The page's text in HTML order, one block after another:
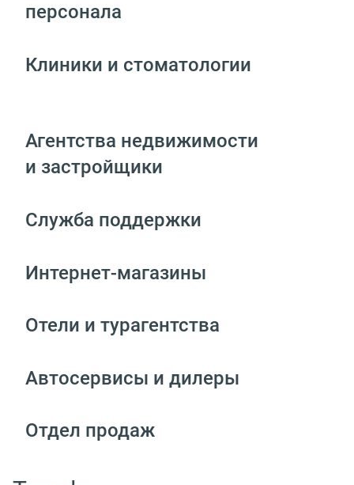
персонала
Клиники и стоматологии
Агентства недвижимости
и застройщики
Служба поддержки
Интернет-магазины
Отели и турагентства
Автосервисы и дилеры
Отдел продаж